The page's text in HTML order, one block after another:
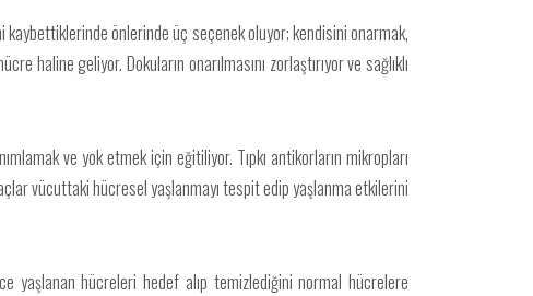
kaybettiklerinde önlerinde üç seçenek oluyor; kendisini onarmak,
haline geliyor. Dokuların onarılmasını zorlaştırıyor ve sağlıklı
ve yok etmek için eğitiliyor. Tıpkı antikorların mikropları
vücuttaki hücresel yaşlanmayı tespit edip yaşlanma etkilerini
yaşlanan hücreleri hedef alıp temizlediğini normal hücrelere